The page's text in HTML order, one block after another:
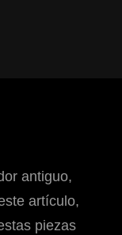
antiguo,
artículo,
piezas